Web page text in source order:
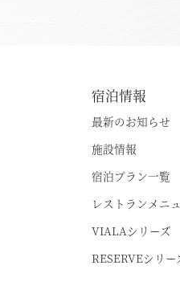
宿泊情報
最新のお知らせ
施設情報
宿泊プラン一覧
レストランメニ
VIALAシリーズ
RESERVEシリー